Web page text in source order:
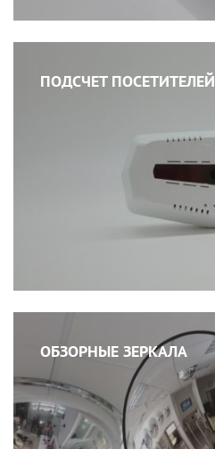
ПОДСЧЕТ ПОСЕТИТЕЛЕЙ
ОБЗОРНЫЕ ЗЕРКАЛА